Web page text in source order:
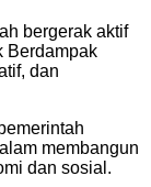
bergerak aktif
Berdampak
dan
membangun
dan sosial.